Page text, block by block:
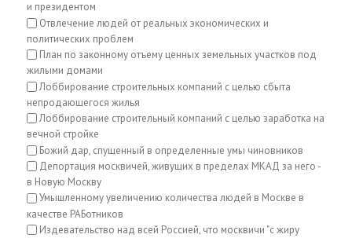
и президентом
Отвлечение людей от реальных экономических и
политических проблем
План по законному отъему ценных земельных участков под
жилыми домами
Лоббирование строительных компаний с целью сбыта
непродающегося жилья
Лоббирование строительный компаний с целью заработка на
вечной стройке
Божий дар, спущенный в определенные умы чиновников
Депортация москвичей, живущих в пределах МКАД за него -
в Новую Москву
Умышленному увеличению количества людей в Москве в
качестве РАБотников
Издевательство над всей Россией, что москвичи "с жиру